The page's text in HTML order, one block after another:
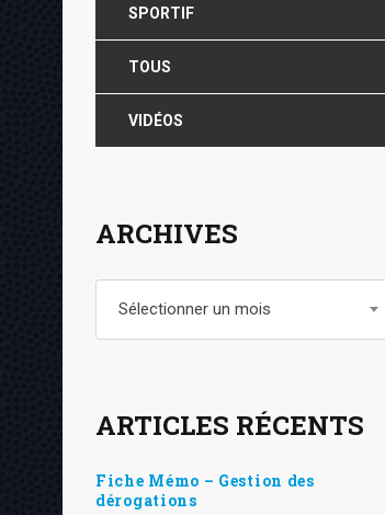
SPORTIF
TOUS
VIDÉOS
ARCHIVES
Sélectionner un mois
ARTICLES RÉCENTS
Fiche Mémo – Gestion des
dérogations